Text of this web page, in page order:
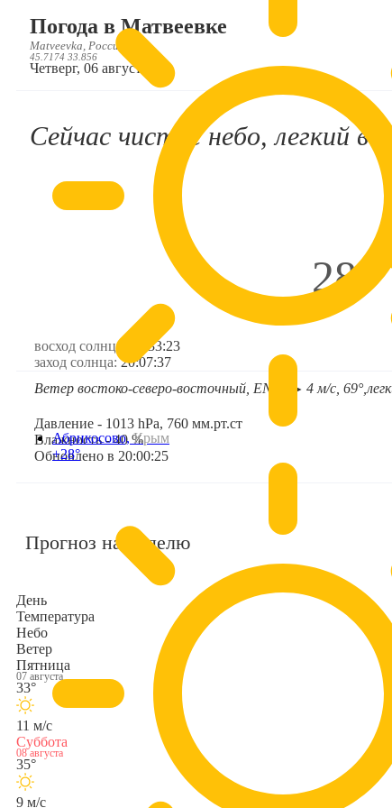
Абрикосово,Крым
+28°
Погода в Матвеевке
Matveevka, Россия, RU
45.7174 33.856
Четверг, 06 августа
Сейчас чистое небо, легкий
28°
восход солнца:
05:33:23
заход солнца:20:07:37
Ветер востоко-северо-восточный, ENE
➤ 4 м/с, 69°,
Давление - 1013 hPa, 760 мм.рт.ст
Влажность - 40 %
Обновлено в 20:00:25
Прогноз на неделю
День
Температура
Небо
Ветер
Пятница
07 августа
33°
11 м/с
Суббота
08 августа
35°
9 м/с